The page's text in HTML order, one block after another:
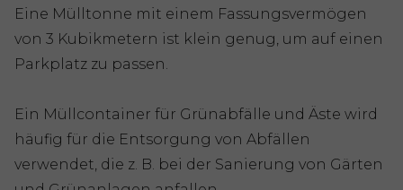
Eine Mülltonne mit einem Fassungsvermögen
von 3 Kubikmetern ist klein genug, um auf einen
Parkplatz zu passen.
Ein Müllcontainer für Grünabfälle und Äste wird
häufig für die Entsorgung von Abfällen
verwendet, die z. B. bei der Sanierung von Gärten